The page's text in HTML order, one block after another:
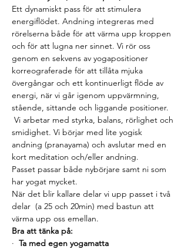
Ett dynamiskt pass för att stimulera
energiflödet. Andning integreras med
rörelserna både för att värma upp kroppen
och för att lugna ner sinnet. Vi rör oss
genom en sekvens av yogapositioner
korreograferade för att tillåta mjuka
övergångar och ett kontinuerligt flöde av
energi, när vi går igenom uppvärmning,
stående, sittande och liggande positioner.
Vi arbetar med styrka, balans, rörlighet och
smidighet. Vi börjar med lite yogisk
andning (pranayama) och avslutar med en
kort meditation och/eller andning.
Passet passar både nybörjare samt ni som
har yogat mycket.
När det blir kallare delar vi upp passet i två
delar  (a 25 och 20min) med bastun att
värma upp oss emellan.
Bra att tänka på:
· Ta med egen yogamatta